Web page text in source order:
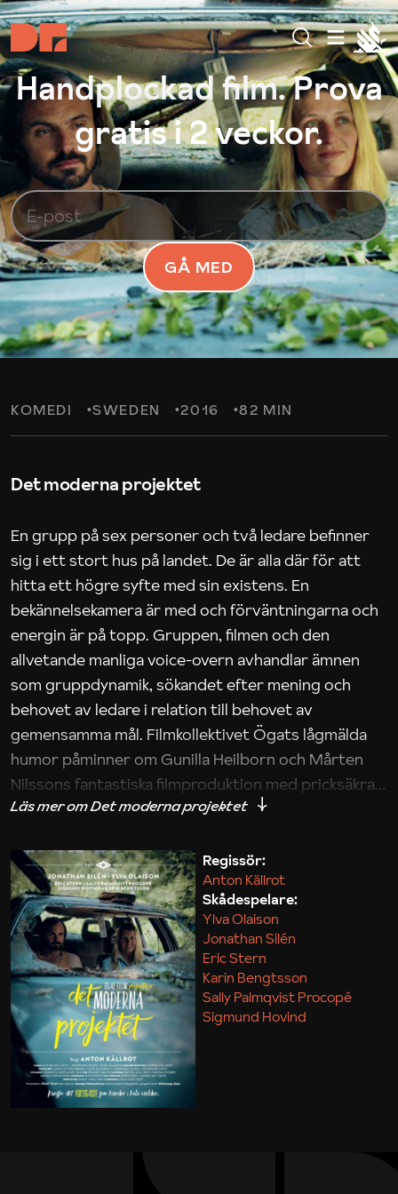
Handplockad film. Prova
gratis i 2 veckor.
GÅ MED
KOMEDI SWEDEN 2016 82 MIN
Det moderna projektet
En grupp på sex personer och två ledare befinner
sig i ett stort hus på landet. De är alla där för att
hitta ett högre syfte med sin existens. En
bekännelsekamera är med och förväntningarna och
energin är på topp. Gruppen, filmen och den
allvetande manliga voice-overn avhandlar ämnen
som gruppdynamik, sökandet efter mening och
behovet av ledare i relation till behovet av
gemensamma mål. Filmkollektivet Ögats lågmälda
humor påminner om Gunilla Heilborn och Mårten
Nilssons fantastiska filmproduktion med pricksäkra
iakttagelser om hur svårt det kan vara att omsätta
Maja Kekonius
Regissör:
Anton Källrot
Skådespelare:
Ylva Olaison
Jonathan Silén
Eric Stern
Karin Bengtsson
Sally Palmqvist Procopé
Sigmund Hovind